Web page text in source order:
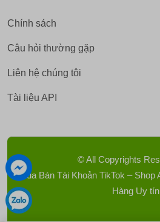
Chính sách
Câu hỏi thường gặp
Liên hệ chúng tôi
Tài liệu API
© All Copyrights
Mua Bán Tài Khoản TikTok –
Hàng Uy tín